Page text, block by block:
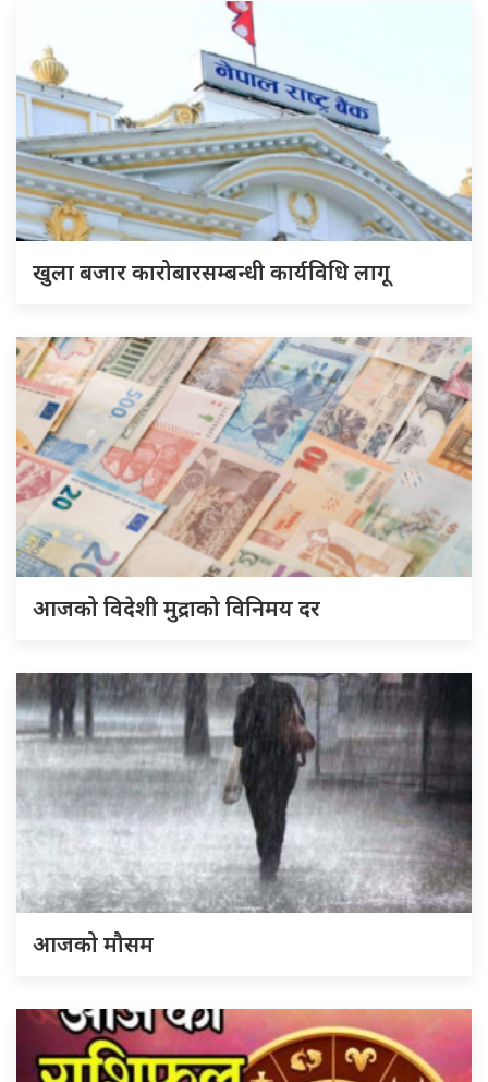
खुला बजार कारोबारसम्बन्धी कार्यविधि लागू
आजको विदेशी मुद्राको विनिमय दर
आजको मौसम